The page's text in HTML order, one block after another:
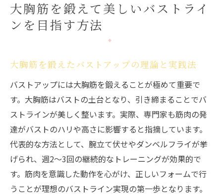
証
バストアップに意味のある筋トレ選びのポイン
選び方
大胸筋トレーニングで得られるバストアッ
プ効果
女性に合ったバストアップ筋トレの見極め
方
意味ない筋トレを避けるためのチェックポ
イント
自宅とジムのバストアップ筋トレ比較と選
大胸筋を鍛えて美しいバストライ
ンを目指す方法
大胸筋を鍛えたバストアップの理論と実践法
バストアップには大胸筋を鍛えることが極めて重要で
す。大胸筋はバストの土台となり、引き締まることでバ
ストラインが美しく整います。実際、専門家も筋肉の発
達がバストのハリや高さに影響すると指摘しています。
代表的な方法として、腕立て伏せやダンベルフライが挙
げられ、週2〜3回の継続的なトレーニングが効果的で
す。筋肉を意識した動作を心がけ、正しいフォームで行
うことが理想のバストライン実現の第一歩となります。